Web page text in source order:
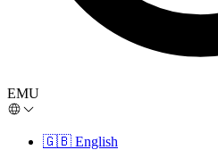
EMU
🇬🇧 English